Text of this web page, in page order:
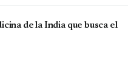
de la India que busca el